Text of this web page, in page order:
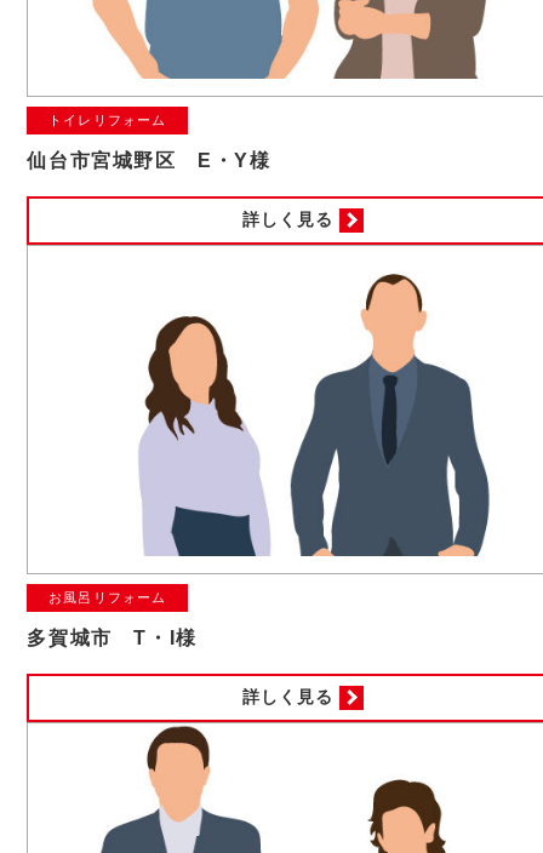
トイレリフォーム
仙台市宮城野区 E・Y様
詳しく見る
お風呂リフォーム
多賀城市 T・I様
詳しく見る